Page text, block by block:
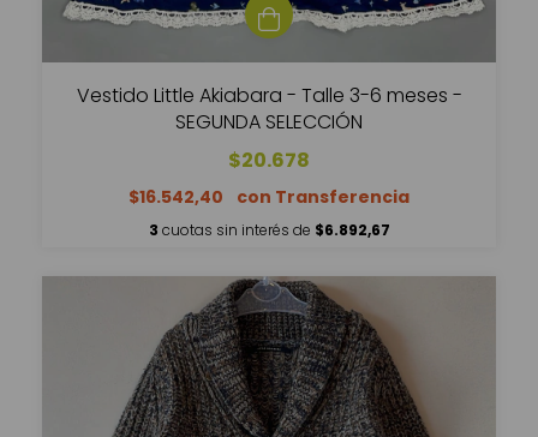
Vestido Little Akiabara - Talle 3-6 meses -
SEGUNDA SELECCIÓN
$20.678
$16.542,40
3 cuotas sin interés de $6.892,67